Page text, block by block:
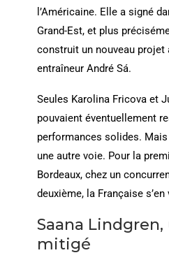
l’Américaine. Elle a signé
Grand-Est, et plus
construit un nouveau projet
entraîneur André Sá.
Seules Karolina Fricova et
pouvaient éventuellement
performances solides.
une autre voie. Pour la
Bordeaux, chez un
deuxième, la Française s’en
Saana
mitigé